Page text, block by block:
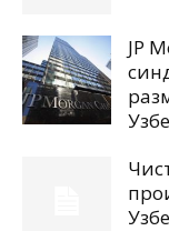
JP